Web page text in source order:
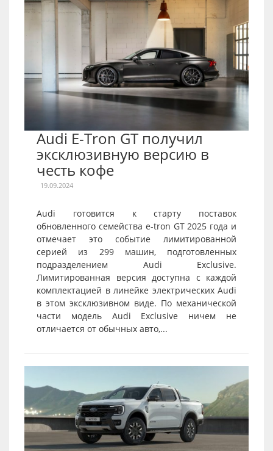
Audi E-Tron GT получил
эксклюзивную версию в
честь кофе
19.09.2024
Audi готовится к старту поставок
обновленного семейства e-tron GT 2025 года и
отмечает это событие лимитированной
серией из 299 машин, подготовленных
подразделением Audi Exclusive.
Лимитированная версия доступна с каждой
комплектацией в линейке электрических Audi
в этом эксклюзивном виде. По механической
части модель Audi Exclusive ничем не
отличается от обычных авто,...